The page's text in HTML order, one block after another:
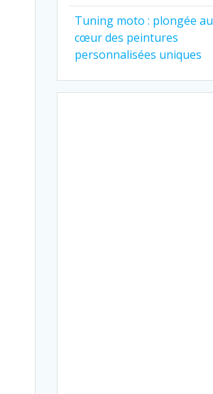
Tuning moto : plongée au
cœur des peintures
personnalisées uniques